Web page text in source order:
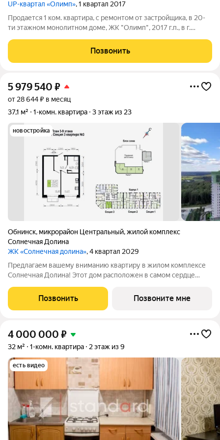
UP-квартал «Олимп», 1 квартал 2017
Продается 1 ком. квартира, с ремонтом от застройщика, в 20-
ти этажном монолитном доме, ЖК "Олимп", 2017 г.п., в г.
кв.м., расположена на 1 этаже. Кухня 10 кв.м., комната 17 кв.м.
Санузел
Позвонить
5 979 540 ₽
от 28 644 ₽ в месяц
37,1 м²
1-комн. квартира 3 этаж из 23
новостройка
Обнинск, микрорайон Центральный,жилой комплекс
Солнечная Долина
ЖК «Солнечная долина», 4 квартал 2029
Предлагаем вашему вниманию квартиру в жилом комплексе
Солнечная Долина! Этот дом расположен в самом сердце
инфраструктуру Подъезды с консьерж-сервисом Детские
сады и зоны по возрастам Кафе и магазины на
Позвонить Позвоните мне
4 000 000 ₽
32 м² 1-комн. квартира 2 этаж из 9
есть видео